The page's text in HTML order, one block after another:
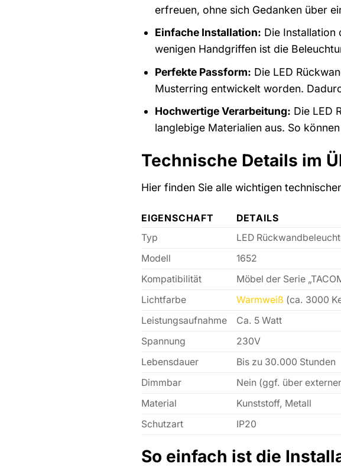
erfreuen, ohne sich Gedanken über
Einfache Installation: Die Installation
wenigen Handgriffen ist die
Perfekte Passform: Die LED
Musterring entwickelt worden.
Hochwertige Verarbeitung: Die LED
langlebige Materialien aus. So
Technische Details im
Hier finden Sie alle wichtigen
EIGENSCHAFT
DETAILS
Typ
LED
Modell
1652
Kompatibilität
Möbel der Serie
Lichtfarbe
Warmweiß (ca. 3000
Leistungsaufnahme
Ca. 5 Watt
Spannung
230V
Lebensdauer
Bis zu 30.000 Stunden
Dimmbar
Nein (ggf. über
Material
Kunststoff, Metall
Schutzart
IP20
So einfach ist die